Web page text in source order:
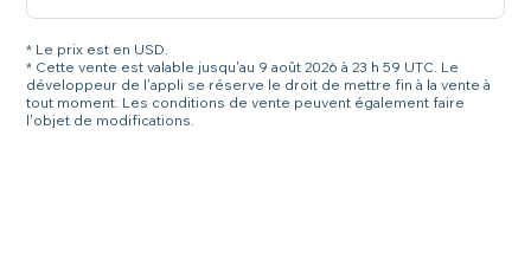
* Le prix est en USD.
* Cette vente est valable jusqu'au 9 août 2026 à 23 h 59 UTC. Le
développeur de l'appli se réserve le droit de mettre fin à la vente à
tout moment. Les conditions de vente peuvent également faire
l'objet de modifications.